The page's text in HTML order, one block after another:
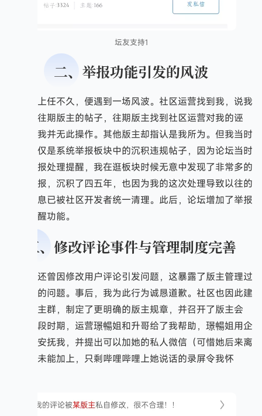
坛友支持1
二、举报功能引发的风波
刚上任不久，便遇到一场风波。社区运营找到我，说我
删除了往期版主的帖子，往期版主找到社区运营对我的诬
陷。但我并无此操作。其他版主却指认是我所为。但我当时
处理的仅是系统举报板块中的沉积违规帖子，因为论坛当时
没有举报处理提醒，我在逛板块时候无意中发现了非常多的
沉寂举报，沉积了四五年，也因为我的这次处理导致以往的
举报信息已被社区开发者统一清理。此后，论坛增加了举报
处理提醒功能。
三、修改评论事件与管理制度完善
我还曾因修改用户评论引发问题，这暴露了版主管理过
于松散的问题。事后，我为此行为诚恳道歉。社区也因此建
立了版主群，制定了更明确的版主规章，并召开了版主会
议。那段时期，运营璟暢姐和升哥给了我帮助，璟暢姐用企
业微信安抚我，并提出可以加她的私人微信（可惜她后来离
职了，未能加上，只剩哔哩哔哩上她说话的录屏令我怀